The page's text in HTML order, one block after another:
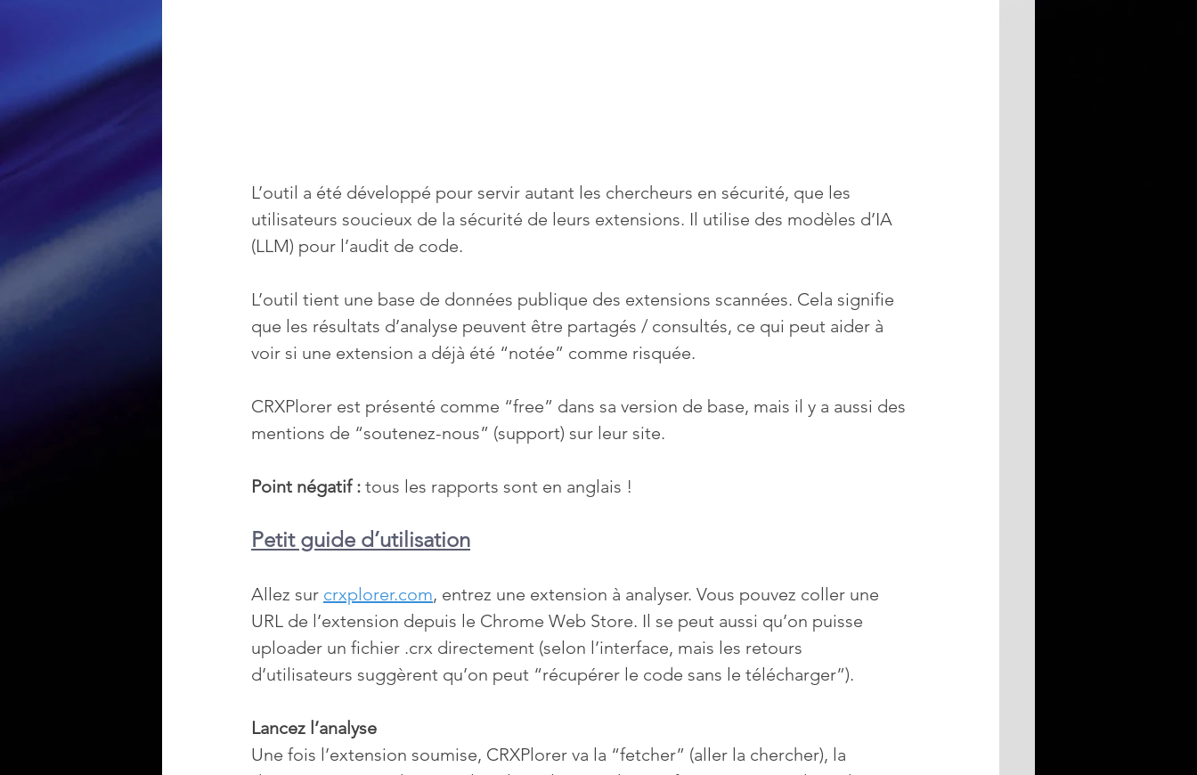
L’outil a été développé pour servir autant les chercheurs en sécurité, que les
utilisateurs soucieux de la sécurité de leurs extensions. Il utilise des modèles d’IA
(LLM) pour l’audit de code.
L’outil tient une base de données publique des extensions scannées. Cela signifie
que les résultats d’analyse peuvent être partagés / consultés, ce qui peut aider à
voir si une extension a déjà été “notée” comme risquée.
CRXPlorer est présenté comme “free” dans sa version de base, mais il y a aussi des
mentions de “soutenez-nous” (support) sur leur site.
Point négatif : tous les rapports sont en anglais !
Petit guide d’utilisation
Allez sur crxplorer.com, entrez une extension à analyser. Vous pouvez coller une
URL de l’extension depuis le Chrome Web Store. Il se peut aussi qu’on puisse
uploader un fichier .crx directement (selon l’interface, mais les retours
d’utilisateurs suggèrent qu’on peut “récupérer le code sans le télécharger”).
Lancez l’analyse
Une fois l’extension soumise, CRXPlorer va la “fetcher” (aller la chercher), la